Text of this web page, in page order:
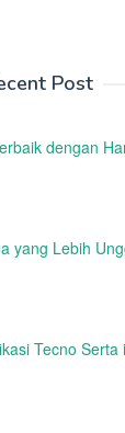
Post
dengan
yang Lebih
Tecno